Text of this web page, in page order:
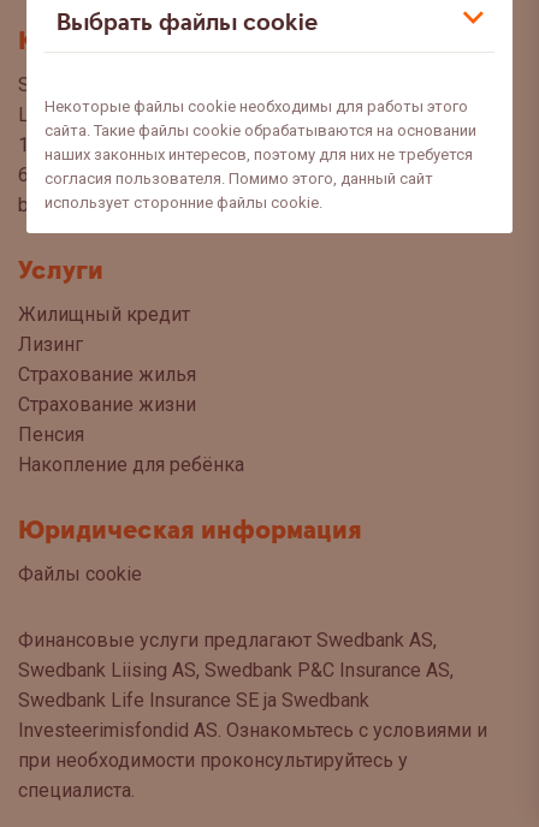
Выбрать файлы cookie
Некоторые файлы cookie необходимы для работы этого
сайта. Такие файлы cookie обрабатываются на основании
наших законных интересов, поэтому для них не требуется
согласия пользователя. Помимо этого, данный сайт
использует сторонние файлы cookie.
Контакт
Swedbank AS
Liivalaia 34
15040 Tallinn, Estonia
6310 310
blogi@swedbank.ee
Услуги
Жилищный кредит
Лизинг
Страхование жилья
Страхование жизни
Пенсия
Накопление для ребёнка
Юридическая информация
Файлы cookie
Финансовые услуги предлагают Swedbank AS,
Swedbank Liising AS, Swedbank P&C Insurance AS,
Swedbank Life Insurance SE ja Swedbank
Investeerimisfondid AS. Ознакомьтесь с условиями и
при необходимости проконсультируйтесь у
специалиста.